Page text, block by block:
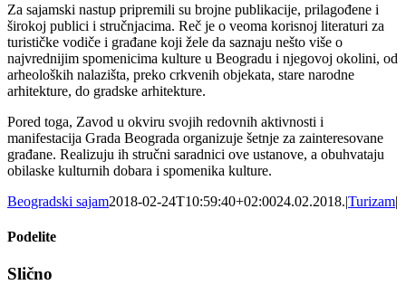
Za sajamski nastup pripremili su brojne publikacije, prilagođene i
širokoj publici i stručnjacima. Reč je o veoma korisnoj literaturi za
turističke vodiče i građane koji žele da saznaju nešto više o
najvrednijim spomenicima kulture u Beogradu i njegovoj okolini, od
arheoloških nalazišta, preko crkvenih objekata, stare narodne
arhitekture, do gradske arhitekture.
Pored toga, Zavod u okviru svojih redovnih aktivnosti i
manifestacija Grada Beograda organizuje šetnje za zainteresovane
građane. Realizuju ih stručni saradnici ove ustanove, a obuhvataju
obilaske kulturnih dobara i spomenika kulture.
Beogradski sajam2018-02-24T10:59:40+02:0024.02.2018.|Turizam|
Podelite
Facebook
X
Tumblr
Pinterest
Email
Slično